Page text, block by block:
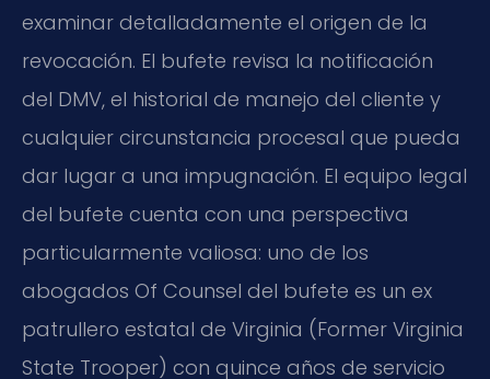
examinar detalladamente el origen de la
revocación. El bufete revisa la notificación
del DMV, el historial de manejo del cliente y
cualquier circunstancia procesal que pueda
dar lugar a una impugnación. El equipo legal
del bufete cuenta con una perspectiva
particularmente valiosa: uno de los
abogados Of Counsel del bufete es un ex
patrullero estatal de Virginia (Former Virginia
State Trooper) con quince años de servicio